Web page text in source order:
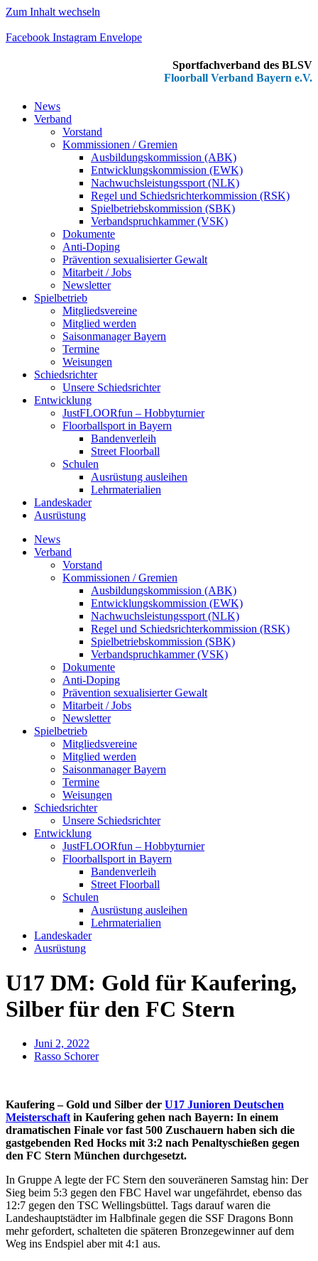
Zum Inhalt wechseln
Facebook Instagram Envelope
Sportfachverband des BLSV
Floorball Verband Bayern e.V.
News
Verband
Vorstand
Kommissionen / Gremien
Ausbildungskommission (ABK)
Entwicklungskommission (EWK)
Nachwuchsleistungssport (NLK)
Regel und Schiedsrichterkommission (RSK)
Spielbetriebskommission (SBK)
Verbandspruchkammer (VSK)
Dokumente
Anti-Doping
Prävention sexualisierter Gewalt
Mitarbeit / Jobs
Newsletter
Spielbetrieb
Mitgliedsvereine
Mitglied werden
Saisonmanager Bayern
Termine
Weisungen
Schiedsrichter
Unsere Schiedsrichter
Entwicklung
JustFLOORfun – Hobbyturnier
Floorballsport in Bayern
Bandenverleih
Street Floorball
Schulen
Ausrüstung ausleihen
Lehrmaterialien
Landeskader
Ausrüstung
News
Verband
Vorstand
Kommissionen / Gremien
Ausbildungskommission (ABK)
Entwicklungskommission (EWK)
Nachwuchsleistungssport (NLK)
Regel und Schiedsrichterkommission (RSK)
Spielbetriebskommission (SBK)
Verbandspruchkammer (VSK)
Dokumente
Anti-Doping
Prävention sexualisierter Gewalt
Mitarbeit / Jobs
Newsletter
Spielbetrieb
Mitgliedsvereine
Mitglied werden
Saisonmanager Bayern
Termine
Weisungen
Schiedsrichter
Unsere Schiedsrichter
Entwicklung
JustFLOORfun – Hobbyturnier
Floorballsport in Bayern
Bandenverleih
Street Floorball
Schulen
Ausrüstung ausleihen
Lehrmaterialien
Landeskader
Ausrüstung
U17 DM: Gold für Kaufering,
Silber für den FC Stern
Juni 2, 2022
Rasso Schorer
Kaufering – Gold und Silber der U17 Junioren Deutschen
Meisterschaftin Kaufering gehen nach Bayern: In einem
dramatischen Finale vor fast 500 Zuschauern haben sich die
gastgebenden Red Hocks mit 3:2 nach Penaltyschießen gegen
den FC Stern München durchgesetzt.
In Gruppe A legte der FC Stern den souveräneren Samstag hin: Der
Sieg beim 5:3 gegen den FBC Havel war ungefährdet, ebenso das
12:7 gegen den TSC Wellingsbüttel. Tags darauf waren die
Landeshauptstädter im Halbfinale gegen die SSF Dragons Bonn
mehr gefordert, schalteten die späteren Bronzegewinner auf dem
Weg ins Endspiel aber mit 4:1 aus.